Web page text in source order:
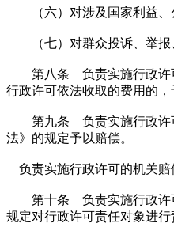
（六）对涉及国家利益、公
（七）对群众投诉、举报
第八条 负责实施行政许可
行政许可依法收取的费用的
第九条 负责实施行政许可
法》的规定予以赔偿。
负责实施行政许可的机关赔
第十条 负责实施行政许可
规定对行政许可责任对象进行